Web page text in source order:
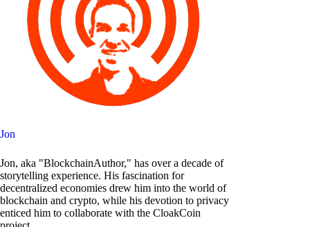
Jon
Jon, aka "BlockchainAuthor," has over a decade of
storytelling experience. His fascination for
decentralized economies drew him into the world of
blockchain and crypto, while his devotion to privacy
enticed him to collaborate with the CloakCoin